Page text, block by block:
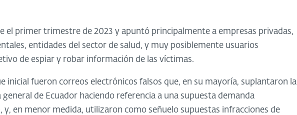
el primer trimestre de 2023 y apuntó principalmente a empresas privadas,
entidades del sector de salud, y muy posiblemente usuarios
de espiar y robar información de las víctimas.
inicial fueron correos electrónicos falsos que, en su mayoría, suplantaron la
de Ecuador haciendo referencia a una supuesta demanda
y, en menor medida, utilizaron como señuelo supuestas infracciones de